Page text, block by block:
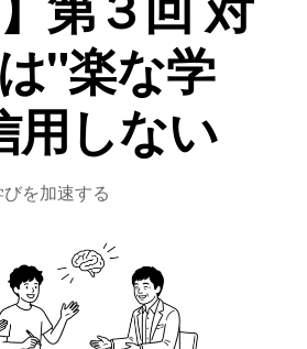
"楽な学
用しない
を加速する